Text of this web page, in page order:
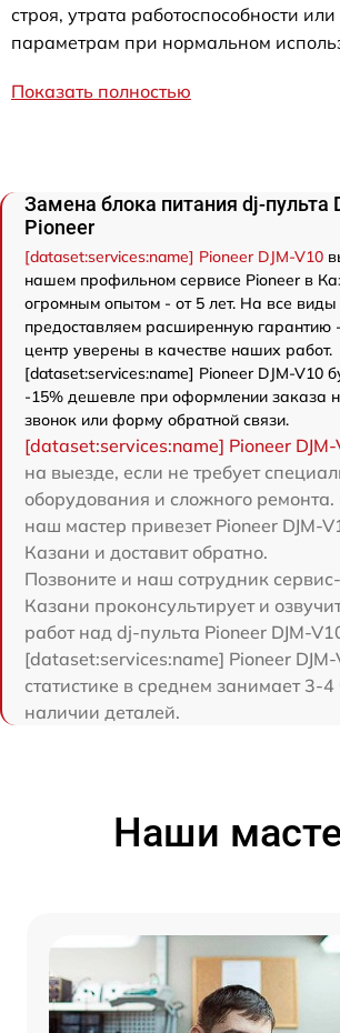
строя, утрата работоспособности
параметрам при нормальном
Показать полностью
Замена блока питания dj-пульта
Pioneer
[dataset:services:name] Pioneer DJM-V10
нашем профильном сервисе Pioneer в
огромным опытом - от 5 лет. На все виды
предоставляем расширенную гарантию
центр уверены в качестве наших работ.
[dataset:services:name] Pioneer DJM-V10
-15% дешевле при оформлении заказа
звонок или форму обратной связи.
[dataset:services:name] Pioneer
на выезде, если не требует
оборудования и сложного ремонта.
наш мастер привезет Pioneer DJM-
Казани и доставит обратно.
Позвоните и наш сотрудник
Казани проконсультирует и
работ над dj-пульта Pioneer DJM-
[dataset:services:name] Pioneer
статистике в среднем занимает 3-
наличии деталей.
Наши